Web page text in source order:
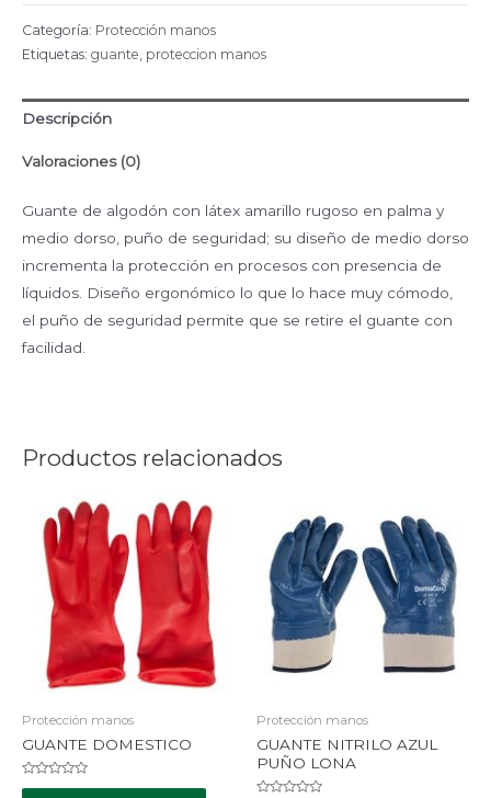
Categoría: Protección manos
Etiquetas: guante, proteccion manos
Descripción
Valoraciones (0)
Guante de algodón con látex amarillo rugoso en palma y
medio dorso, puño de seguridad; su diseño de medio dorso
incrementa la protección en procesos con presencia de
líquidos. Diseño ergonómico lo que lo hace muy cómodo,
el puño de seguridad permite que se retire el guante con
facilidad.
Productos relacionados
Protección manos
GUANTE DOMESTICO
Valorado
Protección manos
GUANTE NITRILO AZUL
PUÑO LONA